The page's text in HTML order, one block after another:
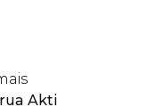
Akti